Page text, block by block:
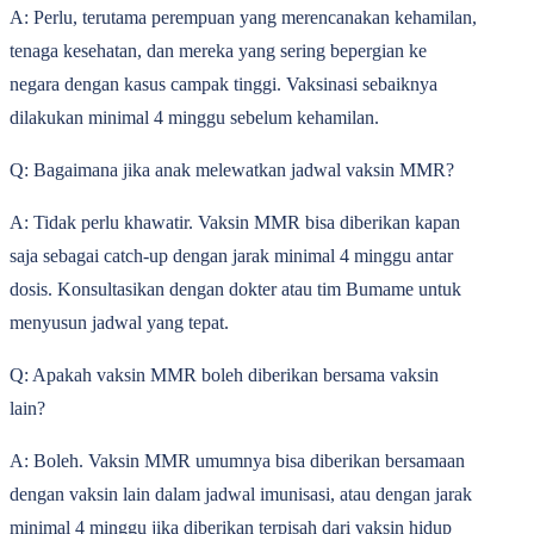
A: Perlu, terutama perempuan yang merencanakan kehamilan,
tenaga kesehatan, dan mereka yang sering bepergian ke
negara dengan kasus campak tinggi. Vaksinasi sebaiknya
dilakukan minimal 4 minggu sebelum kehamilan.
Q: Bagaimana jika anak melewatkan jadwal vaksin MMR?
A: Tidak perlu khawatir. Vaksin MMR bisa diberikan kapan
saja sebagai catch-up dengan jarak minimal 4 minggu antar
dosis. Konsultasikan dengan dokter atau tim Bumame untuk
menyusun jadwal yang tepat.
Q: Apakah vaksin MMR boleh diberikan bersama vaksin
lain?
A: Boleh. Vaksin MMR umumnya bisa diberikan bersamaan
dengan vaksin lain dalam jadwal imunisasi, atau dengan jarak
minimal 4 minggu jika diberikan terpisah dari vaksin hidup